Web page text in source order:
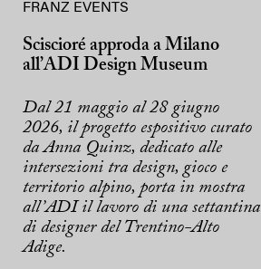
FRANZ EVENTS
Sciscioré approda a Milano
all’ADI Design Museum
Dal 21 maggio al 28 giugno
2026, il progetto espositivo curato
da Anna Quinz, dedicato alle
intersezioni tra design, gioco e
territorio alpino, porta in mostra
all’ADI il lavoro di una settantina
di designer del Trentino-Alto
Adige.